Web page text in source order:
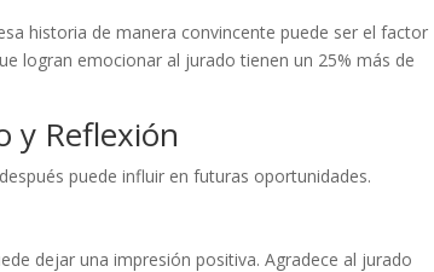
historia de manera convincente puede ser el factor
logran emocionar al jurado tienen un 25% más de
y Reflexión
puede influir en futuras oportunidades.
dejar una impresión positiva. Agradece al jurado